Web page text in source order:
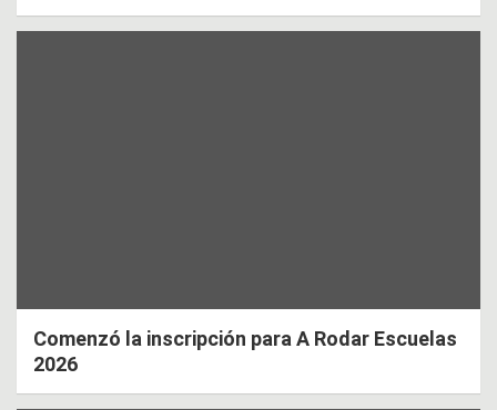
Comenzó la inscripción para A Rodar Escuelas
2026